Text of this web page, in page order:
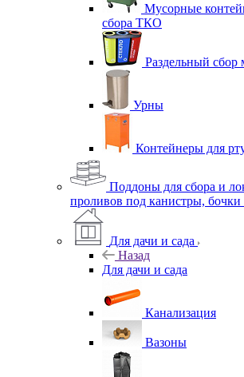
Мусорные
сбора ТКО
Раздельный сбор
Урны
Контейнеры для
Поддоны для сбора и
проливов под канистры,
Для дачи и сада
Назад
Для дачи и сада
Канализация
Вазоны